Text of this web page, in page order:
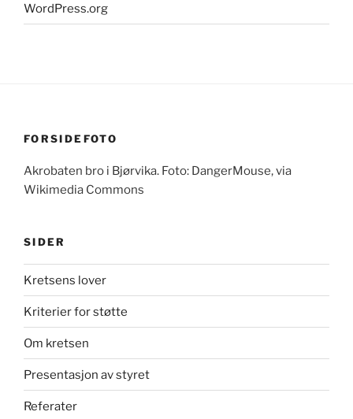
WordPress.org
FORSIDEFOTO
Akrobaten bro i Bjørvika. Foto: DangerMouse, via
Wikimedia Commons
SIDER
Kretsens lover
Kriterier for støtte
Om kretsen
Presentasjon av styret
Referater